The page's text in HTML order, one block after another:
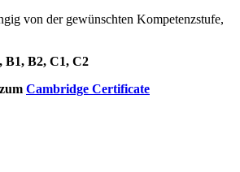
von der gewünschten Kompetenzstufe,
B1, B2, C1, C2
Cambridge Certificate